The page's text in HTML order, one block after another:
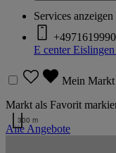
Services anzeigen
E center Eislingen
Mein
Markt als Favorit
Alle Angebote
300 m